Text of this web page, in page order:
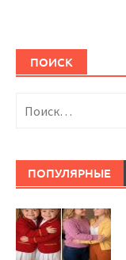
ПОИСК
ПОПУЛЯРНЫЕ